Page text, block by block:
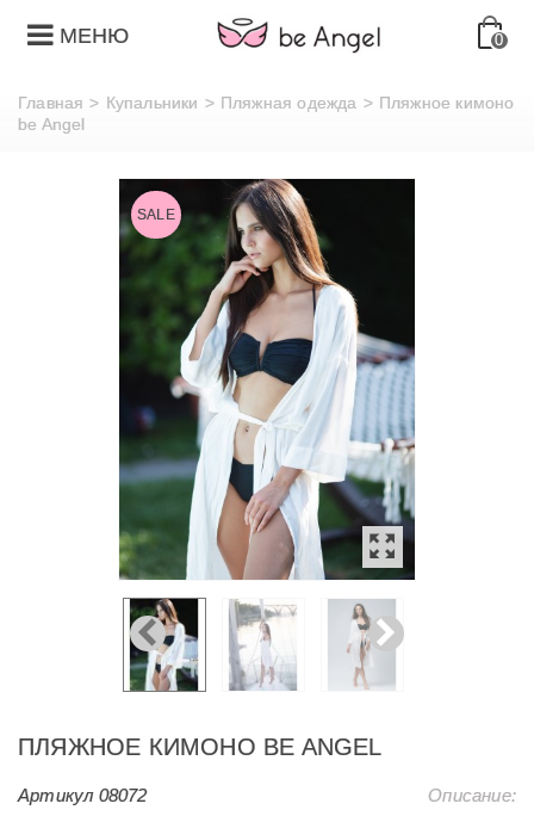
МЕНЮ 0
Главная > Купальники > Пляжная одежда > Пляжное кимоно
be Angel
SALE
ПЛЯЖНОЕ КИМОНО BE ANGEL
Артикул 08072
Описание: